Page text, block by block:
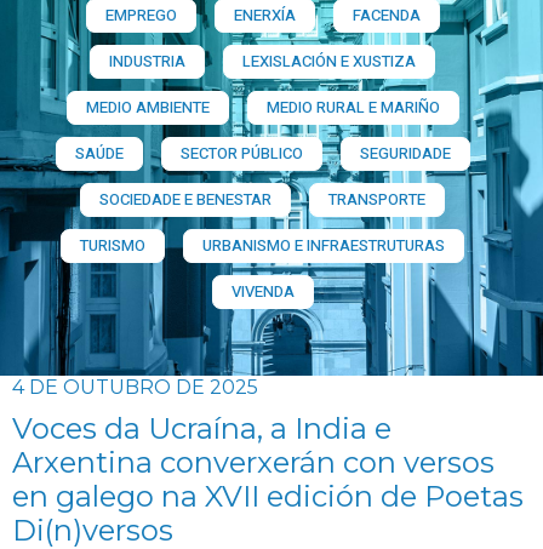
EMPREGO
ENERXÍA
FACENDA
INDUSTRIA
LEXISLACIÓN E XUSTIZA
MEDIO AMBIENTE
MEDIO RURAL E MARIÑO
SAÚDE
SECTOR PÚBLICO
SEGURIDADE
SOCIEDADE E BENESTAR
TRANSPORTE
TURISMO
URBANISMO E INFRAESTRUTURAS
VIVENDA
4 DE OUTUBRO DE 2025
Voces da Ucraína, a India e
Arxentina converxerán con versos
en galego na XVII edición de Poetas
Di(n)versos